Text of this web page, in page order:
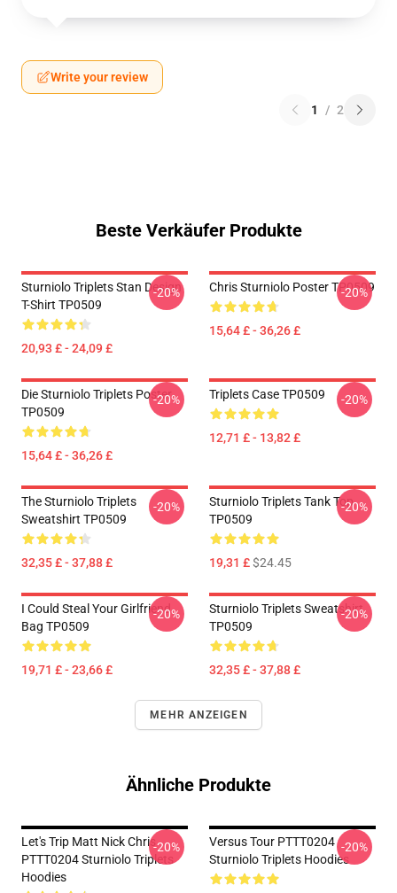
Write your review
1 / 2
Beste Verkäufer Produkte
Sturniolo Triplets Stan Design
T-Shirt TP0509
20,93 £ - 24,09 £
-20% Chris Sturniolo Poster TP0509
15,64 £ - 36,26 £
-20%
Die Sturniolo Triplets Poster
TP0509
15,64 £ - 36,26 £
-20% Triplets Case TP0509
12,71 £ - 13,82 £
-20%
The Sturniolo Triplets
Sweatshirt TP0509
32,35 £ - 37,88 £
-20%
Sturniolo Triplets Tank Top
TP0509
19,31 £$24.45
-20%
I Could Steal Your Girlfriend
Bag TP0509
19,71 £ - 23,66 £
-20%
Sturniolo Triplets Sweatshirt
TP0509
32,35 £ - 37,88 £
-20%
MEHR ANZEIGEN
Ähnliche Produkte
Let's Trip Matt Nick Chris
PTTT0204 Sturniolo Triplets
Hoodies
-20%
Versus Tour PTTT0204
Sturniolo Triplets Hoodies
-20%